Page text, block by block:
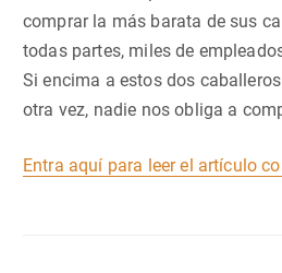
comprar la más barata de sus
todas partes, miles de
Si encima a estos dos
otra vez, nadie nos obliga a
Entra aquí para leer el artículo